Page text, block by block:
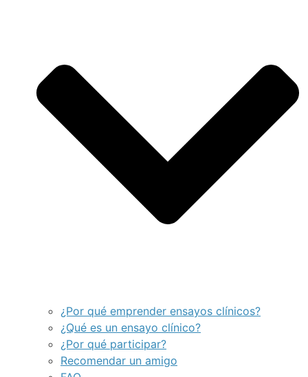
¿Por qué emprender ensayos clínicos?
¿Qué es un ensayo clínico?
¿Por qué participar?
Recomendar un amigo